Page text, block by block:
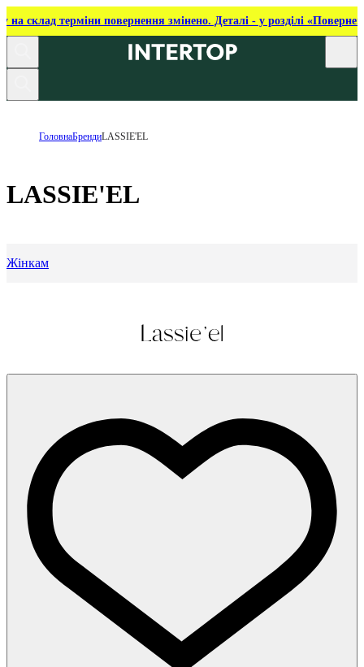
на склад терміни повернення змінено. Деталі - у розділі
ГоловнаБрендиLASSIE'EL
LASSIE'EL
Жінкам